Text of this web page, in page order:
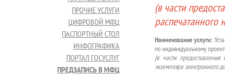
ПРОЧИЕ УСЛУГИ
ЦИФРОВОЙ МФЦ
ПАСПОРТНЫЙ СТОЛ
ИНФОГРАФИКА
ПОРТАЛ ГОСУСЛУГ
ПРЕДЗАПИСЬ В МФЦ
(в части
распечатанного
Наименование услуги:
по индивидуальному
(в части
экземпляра электронного